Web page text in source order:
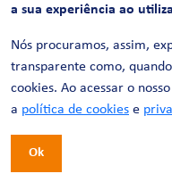
a sua experiência ao
Nós procuramos, assim,
transparente como,
cookies. Ao acessar o
a política de cookies e
Ok